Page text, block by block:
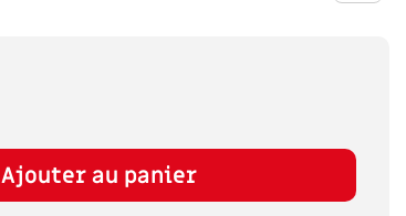
Ajouter au panier